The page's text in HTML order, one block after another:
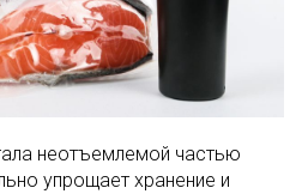
неотъемлемой частью
упрощает хранение и